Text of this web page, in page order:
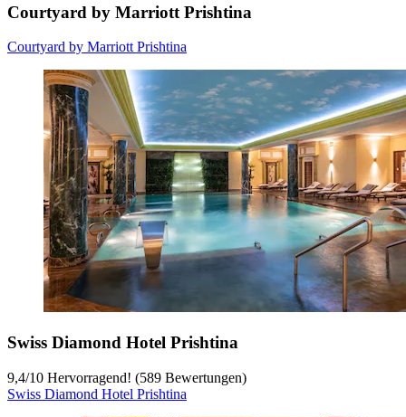
Courtyard by Marriott Prishtina
Courtyard by Marriott Prishtina
Swiss Diamond Hotel Prishtina
9,4/10 Hervorragend! (589 Bewertungen)
Swiss Diamond Hotel Prishtina